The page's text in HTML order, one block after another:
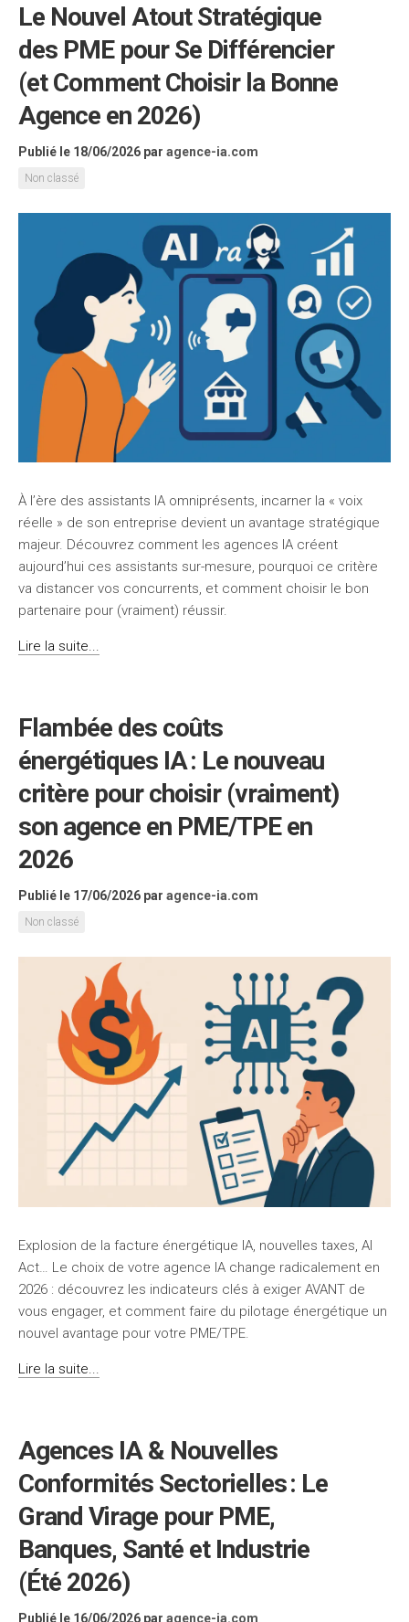
Le Nouvel Atout Stratégique
des PME pour Se Différencier
(et Comment Choisir la Bonne
Agence en 2026)
Publié le 18/06/2026 par agence-ia.com
Non classé
À l’ère des assistants IA omniprésents, incarner la « voix
réelle » de son entreprise devient un avantage stratégique
majeur. Découvrez comment les agences IA créent
aujourd’hui ces assistants sur-mesure, pourquoi ce critère
va distancer vos concurrents, et comment choisir le bon
partenaire pour (vraiment) réussir.
Lire la suite...
Flambée des coûts
énergétiques IA : Le nouveau
critère pour choisir (vraiment)
son agence en PME/TPE en
2026
Publié le 17/06/2026 par agence-ia.com
Non classé
Explosion de la facture énergétique IA, nouvelles taxes, AI
Act… Le choix de votre agence IA change radicalement en
2026 : découvrez les indicateurs clés à exiger AVANT de
vous engager, et comment faire du pilotage énergétique un
nouvel avantage pour votre PME/TPE.
Lire la suite...
Agences IA & Nouvelles
Conformités Sectorielles : Le
Grand Virage pour PME,
Banques, Santé et Industrie
(Été 2026)
Publié le 16/06/2026 par agence-ia.com